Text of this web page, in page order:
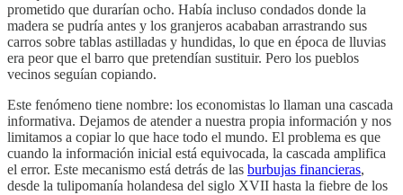
prometido que durarían ocho. Había incluso condados donde la
madera se pudría antes y los granjeros acababan arrastrando sus
carros sobre tablas astilladas y hundidas, lo que en época de lluvias
era peor que el barro que pretendían sustituir. Pero los pueblos
vecinos seguían copiando.
Este fenómeno tiene nombre: los economistas lo llaman una cascada
informativa. Dejamos de atender a nuestra propia información y nos
limitamos a copiar lo que hace todo el mundo. El problema es que
cuando la información inicial está equivocada, la cascada amplifica
el error. Este mecanismo está detrás de las burbujas financieras,
desde la tulipomanía holandesa del siglo XVII hasta la fiebre de los